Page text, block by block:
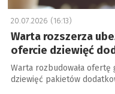
20.07.2026 (16:13)
Warta rozszerza
ofercie dziewięć
Warta rozbudowała
dziewięć pakietów